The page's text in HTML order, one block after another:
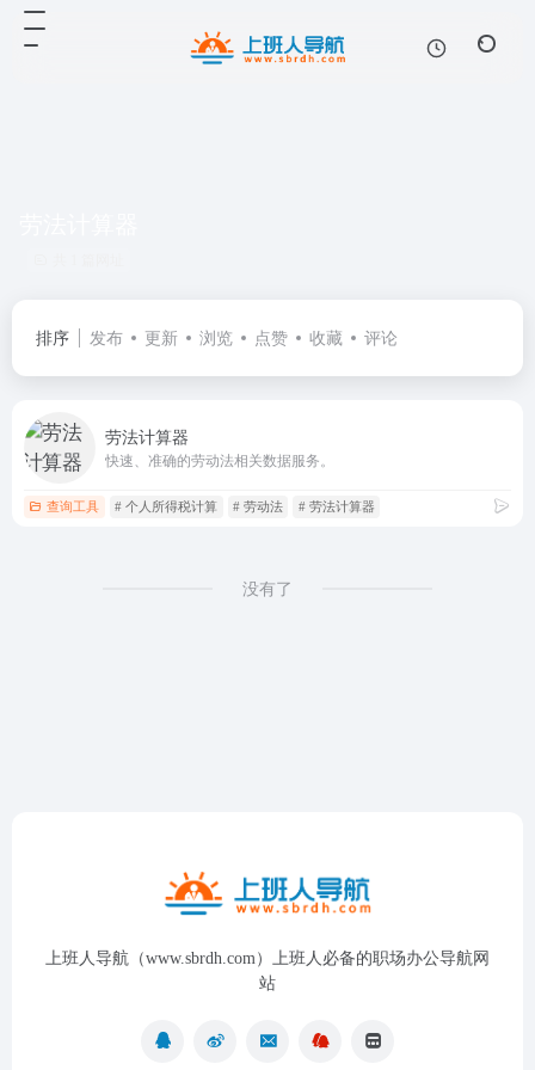
排序 发布 更新 浏览 点赞 收藏 评论
劳法计算器
快速、准确的劳动法相关数据服务。
查询工具 # 个人所得税计算 # 劳动法 # 劳法计算器
没有了
上班人导航（www.sbrdh.com）上班人必备的职场办公导航网
站